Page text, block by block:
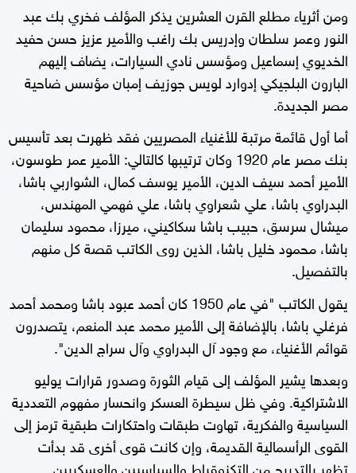
ومن أثرياء مطلع القرن العشرين يذكر المؤلف فخري بك عبد
النور وعمر سلطان وإدريس بك راغب والأمير عزيز حسن حفيد
الخديوي إسماعيل ومؤسس نادي السيارات، يضاف إليهم
البارون البلجيكي إدوارد لويس جوزيف إمبان مؤسس ضاحية
مصر الجديدة.
أما أول قائمة مرتبة للأغنياء المصريين فقد ظهرت بعد تأسيس
بنك مصر عام 1920 وكان ترتيبها كالتالي: الأمير عمر طوسون،
الأمير أحمد سيف الدين، الأمير يوسف كمال، الشواربي باشا،
البدراوي باشا، علي شعراوي باشا، علي فهمي المهندس،
ميشال سرسق، حبيب باشا سكاكيني، ميرزا، محمود سليمان
باشا، محمود خليل باشا، الذين روى الكاتب قصة كل منهم
بالتفصيل.
يقول الكاتب "في عام 1950 كان أحمد عبود باشا ومحمد أحمد
فرغلي باشا، بالإضافة إلى الأمير محمد عبد المنعم، يتصدرون
قوائم الأغنياء، مع وجود آل البدراوي وآل سراج الدين".
وبعدها يشير المؤلف إلى قيام الثورة وصدور قرارات يوليو
الاشتراكية. وفي ظل سيطرة العسكر وانحسار مفهوم التعددية
السياسية والفكرية، تهاوت طبقات واحتكارات طبقية ترمز إلى
القوى الرأسمالية القديمة، وإن كانت قوى أخرى قد بدأت
تظهر بالتدريج من التكنوقراط والسياسيين والعسكريين